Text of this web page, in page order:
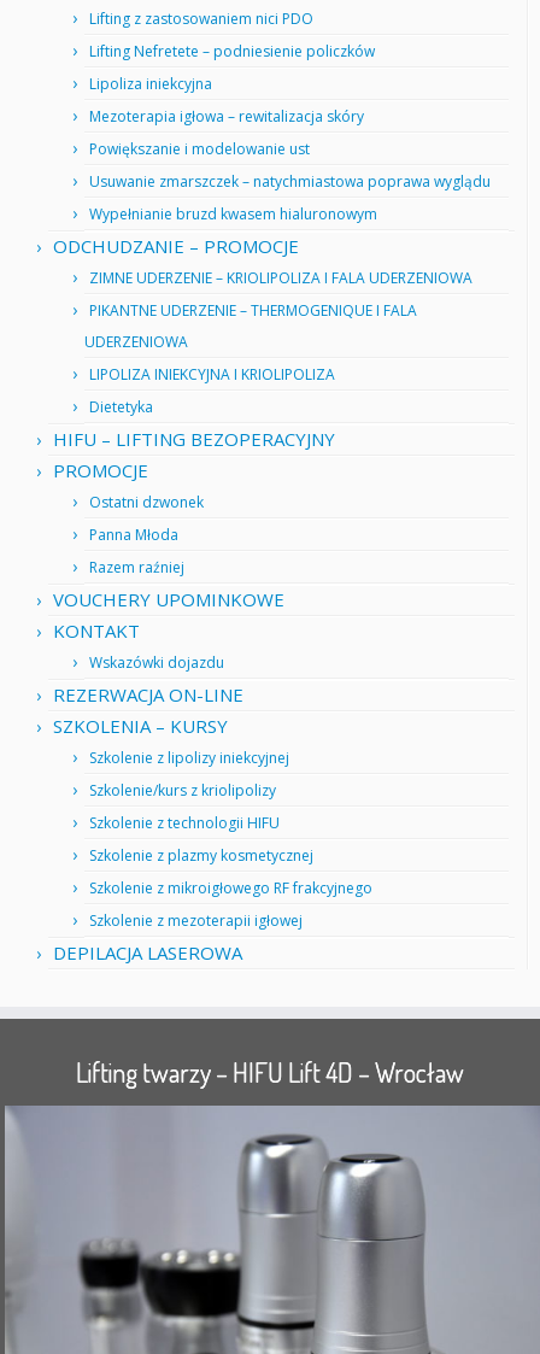
Lifting z zastosowaniem nici PDO
Lifting Nefretete – podniesienie policzków
Lipoliza iniekcyjna
Mezoterapia igłowa – rewitalizacja skóry
Powiększanie i modelowanie ust
Usuwanie zmarszczek – natychmiastowa poprawa wyglądu
Wypełnianie bruzd kwasem hialuronowym
ODCHUDZANIE – PROMOCJE
ZIMNE UDERZENIE – KRIOLIPOLIZA I FALA UDERZENIOWA
PIKANTNE UDERZENIE – THERMOGENIQUE I FALA
UDERZENIOWA
LIPOLIZA INIEKCYJNA I KRIOLIPOLIZA
Dietetyka
HIFU – LIFTING BEZOPERACYJNY
PROMOCJE
Ostatni dzwonek
Panna Młoda
Razem raźniej
VOUCHERY UPOMINKOWE
KONTAKT
Wskazówki dojazdu
REZERWACJA ON-LINE
SZKOLENIA – KURSY
Szkolenie z lipolizy iniekcyjnej
Szkolenie/kurs z kriolipolizy
Szkolenie z technologii HIFU
Szkolenie z plazmy kosmetycznej
Szkolenie z mikroigłowego RF frakcyjnego
Szkolenie z mezoterapii igłowej
DEPILACJA LASEROWA
Lifting twarzy – HIFU Lift 4D – Wrocław